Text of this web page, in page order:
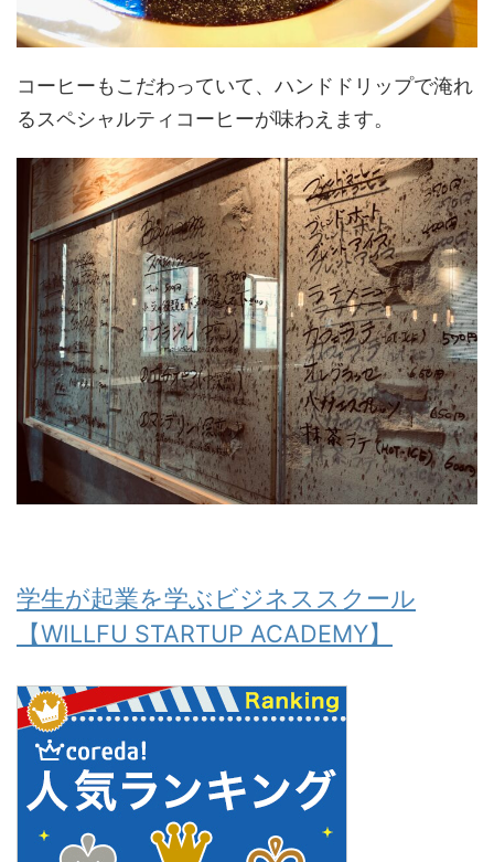
コーヒーもこだわっていて、ハンドドリップで淹れ
るスペシャルティコーヒーが味わえます。
学生が起業を学ぶビジネススクール
【WILLFU STARTUP ACADEMY】